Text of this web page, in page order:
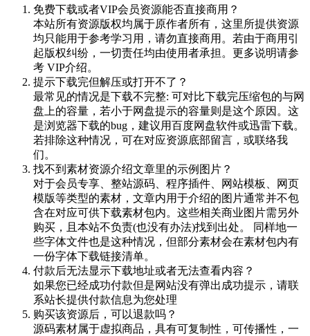
免费下载或者VIP会员资源能否直接商用？
本站所有资源版权均属于原作者所有，这里所提供资源
均只能用于参考学习用，请勿直接商用。若由于商用引
起版权纠纷，一切责任均由使用者承担。更多说明请参
考 VIP介绍。
提示下载完但解压或打开不了？
最常见的情况是下载不完整: 可对比下载完压缩包的与网
盘上的容量，若小于网盘提示的容量则是这个原因。这
是浏览器下载的bug，建议用百度网盘软件或迅雷下载。
若排除这种情况，可在对应资源底部留言，或联络我
们。
找不到素材资源介绍文章里的示例图片？
对于会员专享、整站源码、程序插件、网站模板、网页
模版等类型的素材，文章内用于介绍的图片通常并不包
含在对应可供下载素材包内。这些相关商业图片需另外
购买，且本站不负责(也没有办法)找到出处。 同样地一
些字体文件也是这种情况，但部分素材会在素材包内有
一份字体下载链接清单。
付款后无法显示下载地址或者无法查看内容？
如果您已经成功付款但是网站没有弹出成功提示，请联
系站长提供付款信息为您处理
购买该资源后，可以退款吗？
源码素材属于虚拟商品，具有可复制性，可传播性，一